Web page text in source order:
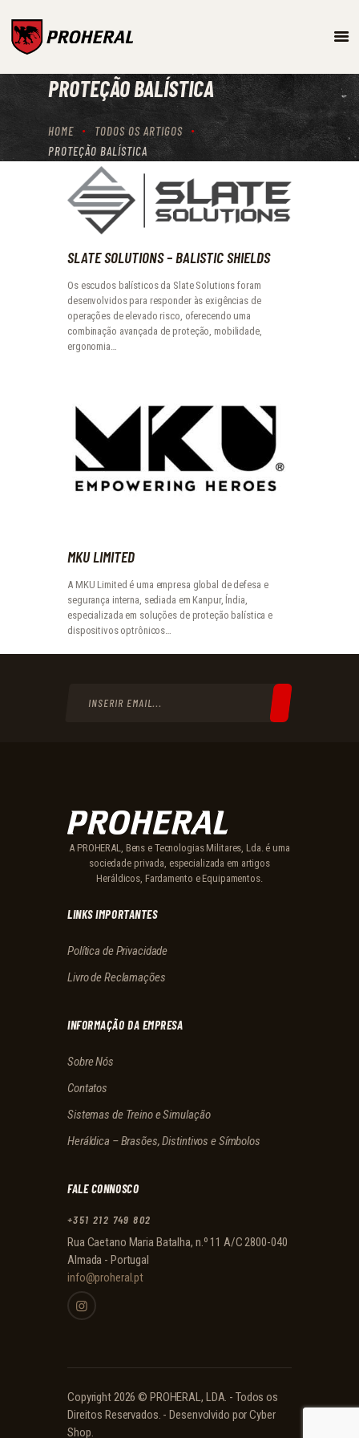
PROTEÇÃO BALÍSTICA
HOME
TODOS OS ARTIGOS
PROTEÇÃO BALÍSTICA
SISTEMAS DE TREINO E
SIMULAÇÃO
PROTEÇÃO BALÍSTICA
PRODUTOS
SLATE SOLUTIONS – BALISTIC SHIELDS
Os escudos balísticos da Slate Solutions foram
desenvolvidos para responder às exigências de
operações de elevado risco, oferecendo uma
combinação avançada de proteção, mobilidade,
ergonomia…
MKU LIMITED
A MKU Limited é uma empresa global de defesa e
segurança interna, sediada em Kanpur, Índia,
especializada em soluções de proteção balística e
dispositivos optrônicos…
A PROHERAL, Bens e Tecnologias Militares, Lda. é uma
sociedade privada, especializada em artigos
Heráldicos, Fardamento e Equipamentos.
LINKS IMPORTANTES
Política de Privacidade
Livro de Reclamações
INFORMAÇÃO DA EMPRESA
Sobre Nós
Contatos
Sistemas de Treino e Simulação
Heráldica – Brasões, Distintivos e Símbolos
FALE CONNOSCO
+351 212 749 802
Rua Caetano Maria Batalha, n.º 11 A/C 2800-040
Almada - Portugal
info@proheral.pt
Copyright 2026 © PROHERAL, LDA. - Todos os
Direitos Reservados. - Desenvolvido porCyber
Shop.